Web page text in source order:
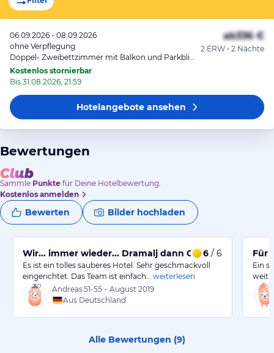
06.09.2026 - 08.09.2026
ohne Verpflegung
Doppel- Zweibettzimmer mit Balkon und Parkblick
Kostenlos stornierbar
Bis 31.08.2026, 21:59
ab336 €
2 ERW • 2 Nächte
Hotelangeboteansehen
Bewertungen
Sammle Punkte für Deine Hotelbewertung.
Kostenlos anmelden
Bewerten Bilder hochladen
Wir... immer wieder... Dramalj dann Grand Hotel
6 / 6
Es ist ein tolles sauberes Hotel. Sehr geschmackvoll
eingerichtet. Das Team ist einfach…
weiterlesen
Andreas51-55 • August 2019
Aus Deutschland
Für
Ein
weit
Alle Bewertungen (9)